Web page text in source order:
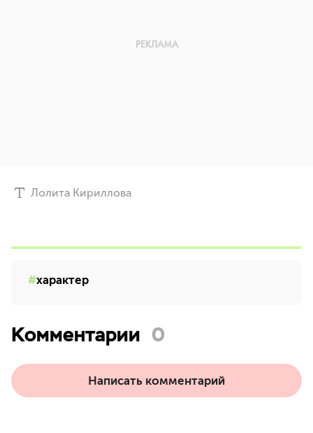
Лолита Кириллова
характер
Комментарии 0
Написать комментарий